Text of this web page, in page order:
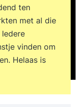
ten
met al die
vinden om
Helaas is